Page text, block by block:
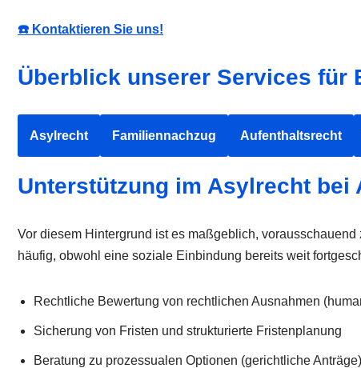
☎️ Kontaktieren Sie uns!
Überblick unserer Services für
Asylrecht Familiennachzug Aufenthaltsrecht
Unterstützung im Asylrecht
Vor diesem Hintergrund ist es maßgeblich,
häufig, obwohl eine soziale Einbindung bereits weit
Rechtliche Bewertung von rechtlichen Ausnahmen
Sicherung von Fristen und strukturierte Fristenplanung
Beratung zu prozessualen Optionen (gerichtliche Anträge)